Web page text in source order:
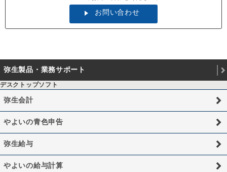
お問い合わせ
弥生製品・業務サポート
デスクトップソフト
弥生会計
やよいの青色申告
弥生給与
やよいの給与計算